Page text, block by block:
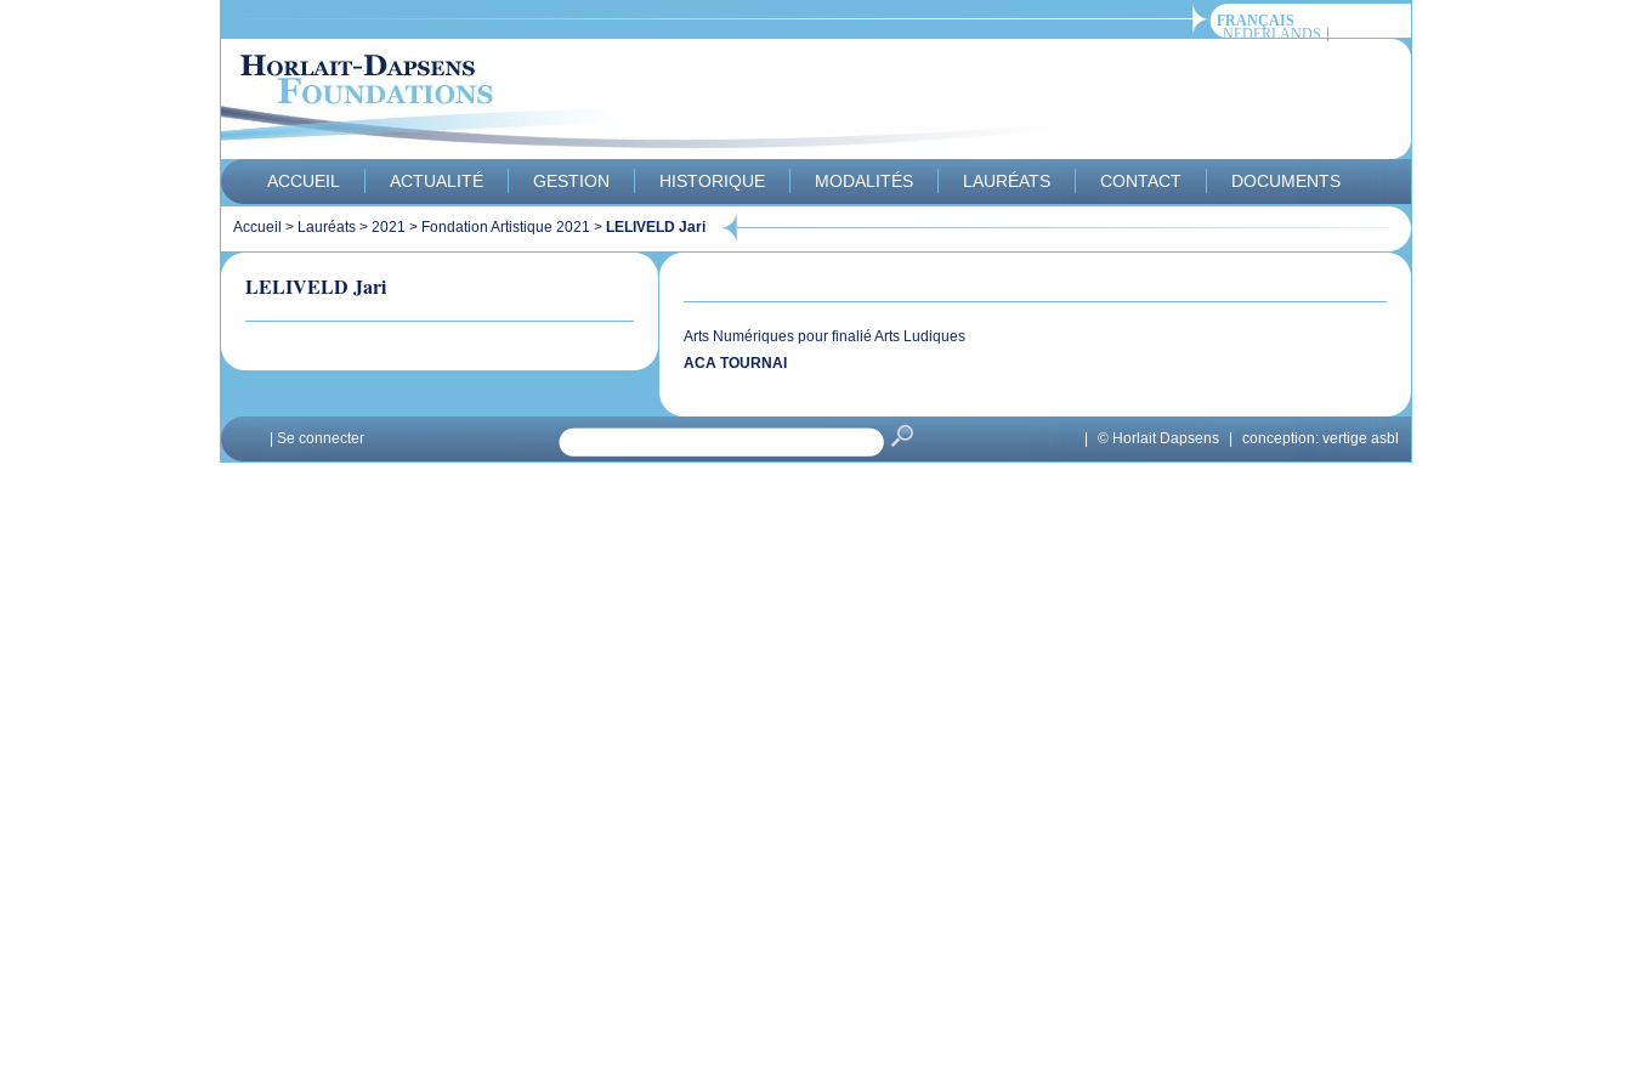
FRANÇAIS
NEDERLANDS
ACCUEIL ACTUALITÉ GESTION HISTORIQUE MODALITÉS LAURÉATS CONTACT DOCUMENTS
Accueil > Lauréats > 2021 > Fondation Artistique 2021 > LELIVELD Jari
LELIVELD Jari
Arts Numériques pour finalié Arts Ludiques
ACA TOURNAI
Se connecter © Horlait Dapsens conception: vertige asbl